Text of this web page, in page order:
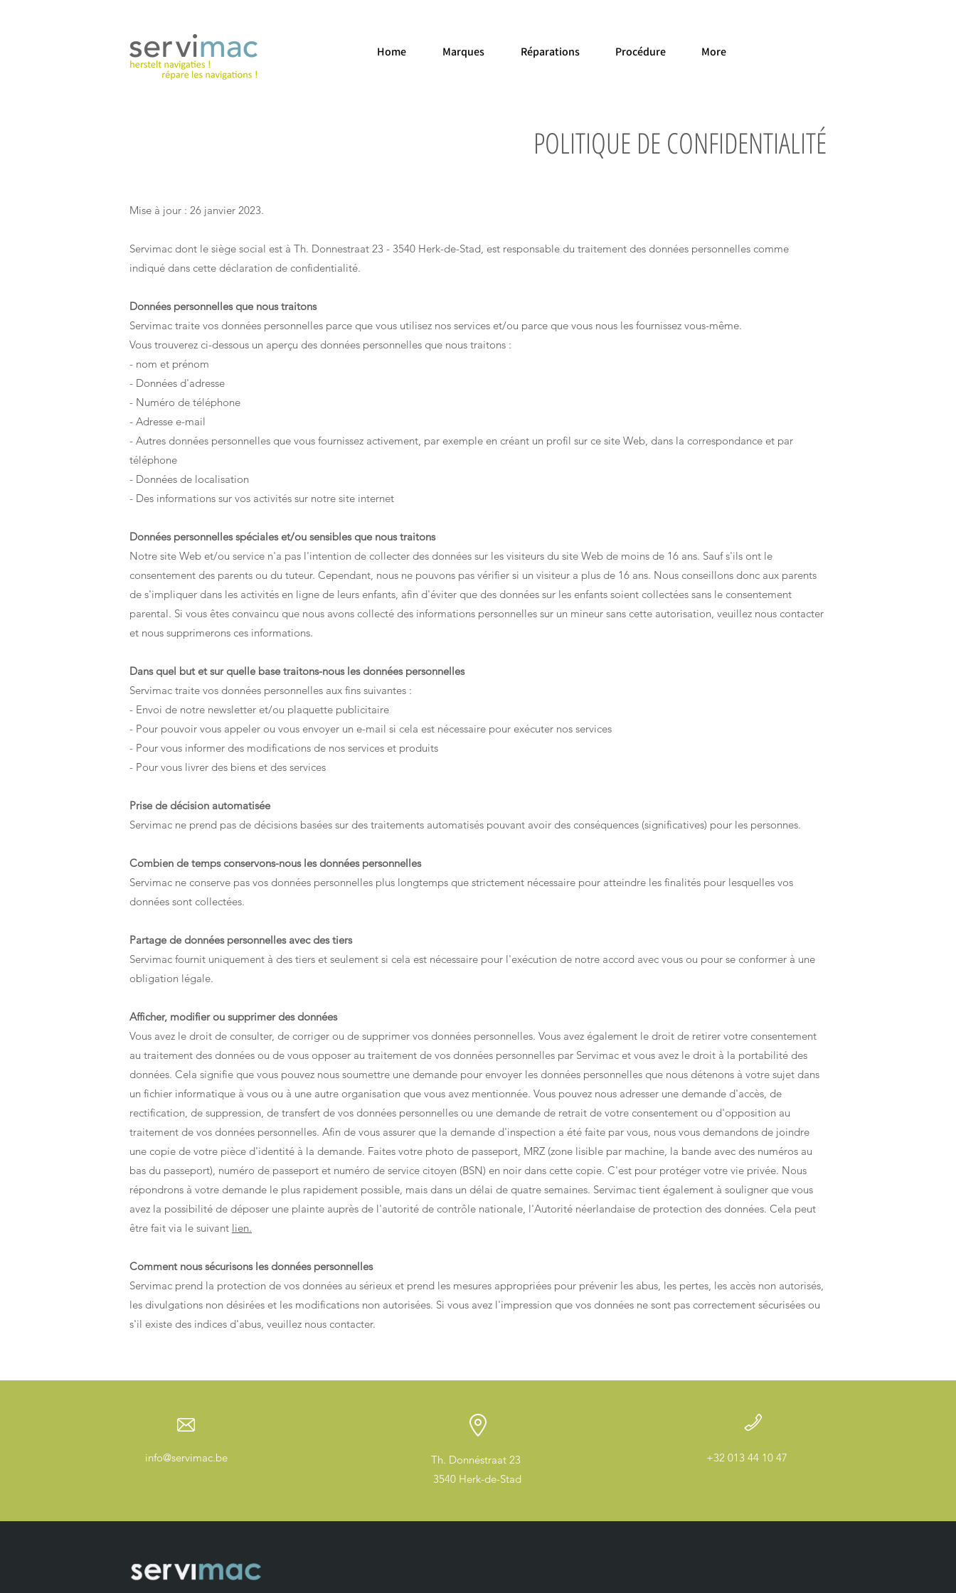
Home Marques Réparations Procédure More
POLITIQUE DE CONFIDENTIALITÉ
Mise à jour : 26 janvier 2023.
Servimac dont le siège social est à Th. Donnestraat 23 - 3540 Herk-de-Stad, est responsable du traitement des données personnelles comme
indiqué dans cette déclaration de confidentialité.
Données personnelles que nous traitons
Servimac traite vos données personnelles parce que vous utilisez nos services et/ou parce que vous nous les fournissez vous-même.
Vous trouverez ci-dessous un aperçu des données personnelles que nous traitons :
- nom et prénom
- Données d'adresse
- Numéro de téléphone
- Adresse e-mail
- Autres données personnelles que vous fournissez activement, par exemple en créant un profil sur ce site Web, dans la correspondance et par
téléphone
- Données de localisation
- Des informations sur vos activités sur notre site internet
Données personnelles spéciales et/ou sensibles que nous traitons
Notre site Web et/ou service n'a pas l'intention de collecter des données sur les visiteurs du site Web de moins de 16 ans. Sauf s'ils ont le
consentement des parents ou du tuteur. Cependant, nous ne pouvons pas vérifier si un visiteur a plus de 16 ans. Nous conseillons donc aux parents
de s'impliquer dans les activités en ligne de leurs enfants, afin d'éviter que des données sur les enfants soient collectées sans le consentement
parental. Si vous êtes convaincu que nous avons collecté des informations personnelles sur un mineur sans cette autorisation, veuillez nous contacter
et nous supprimerons ces informations.
Dans quel but et sur quelle base traitons-nous les données personnelles
Servimac traite vos données personnelles aux fins suivantes :
- Envoi de notre newsletter et/ou plaquette publicitaire
- Pour pouvoir vous appeler ou vous envoyer un e-mail si cela est nécessaire pour exécuter nos services
- Pour vous informer des modifications de nos services et produits
- Pour vous livrer des biens et des services
Prise de décision automatisée
Servimac ne prend pas de décisions basées sur des traitements automatisés pouvant avoir des conséquences (significatives) pour les personnes.
Combien de temps conservons-nous les données personnelles
Servimac ne conserve pas vos données personnelles plus longtemps que strictement nécessaire pour atteindre les finalités pour lesquelles vos
données sont collectées.
Partage de données personnelles avec des tiers
Servimac fournit uniquement à des tiers et seulement si cela est nécessaire pour l'exécution de notre accord avec vous ou pour se conformer à une
obligation légale.
Afficher, modifier ou supprimer des données
Vous avez le droit de consulter, de corriger ou de supprimer vos données personnelles. Vous avez également le droit de retirer votre consentement
au traitement des données ou de vous opposer au traitement de vos données personnelles par Servimac et vous avez le droit à la portabilité des
données. Cela signifie que vous pouvez nous soumettre une demande pour envoyer les données personnelles que nous détenons à votre sujet dans
un fichier informatique à vous ou à une autre organisation que vous avez mentionnée. Vous pouvez nous adresser une demande d'accès, de
rectification, de suppression, de transfert de vos données personnelles ou une demande de retrait de votre consentement ou d'opposition au
traitement de vos données personnelles. Afin de vous assurer que la demande d'inspection a été faite par vous, nous vous demandons de joindre
une copie de votre pièce d'identité à la demande. Faites votre photo de passeport, MRZ (zone lisible par machine, la bande avec des numéros au
bas du passeport), numéro de passeport et numéro de service citoyen (BSN) en noir dans cette copie. C'est pour protéger votre vie privée. Nous
répondrons à votre demande le plus rapidement possible, mais dans un délai de quatre semaines. Servimac tient également à souligner que vous
avez la possibilité de déposer une plainte auprès de l'autorité de contrôle nationale, l'Autorité néerlandaise de protection des données. Cela peut
être fait via le suivant lien.
Comment nous sécurisons les données personnelles
Servimac prend la protection de vos données au sérieux et prend les mesures appropriées pour prévenir les abus, les pertes, les accès non autorisés,
les divulgations non désirées et les modifications non autorisées. Si vous avez l'impression que vos données ne sont pas correctement sécurisées ou
s'il existe des indices d'abus, veuillez nous contacter.
info@servimac.be
Th. Donnéstraat 23
3540 Herk-de-Stad
+32 013 44 10 47